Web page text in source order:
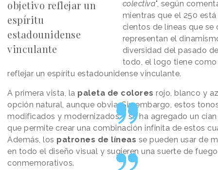
objetivo reflejar un
espíritu
estadounidense
vinculante
colectiva", según
mientras que el 250
cientos de líneas que se
representan el
diversidad del pasado
todo, el logo tiene
reflejar un espíritu estadounidense vinculante.
A primera vista, la paleta de colores rojo, blanco y
opción natural, aunque obvia. Sin embargo, estos
modificados y modernizados y se ha agregado un
que permite crear una combinación infinita de estos
Además, los patrones de líneas se pueden usar de
en todo el diseño visual y sugieren una suerte de
conmemorativos.